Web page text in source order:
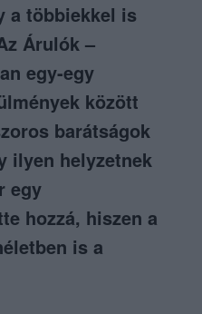
a többiekkel is
Árulók –
egy-egy
között
barátságok
ilyen helyzetnek
egy
hozzá, hiszen a
is a